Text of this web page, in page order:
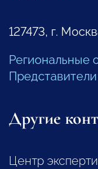
127473, г.
Региональные
Другие
Центр